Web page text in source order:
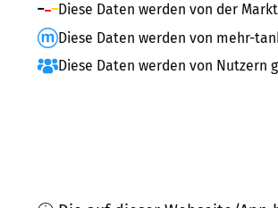
Diese Daten werden von der
Diese Daten werden von mehr-
Diese Daten werden von Nutzern